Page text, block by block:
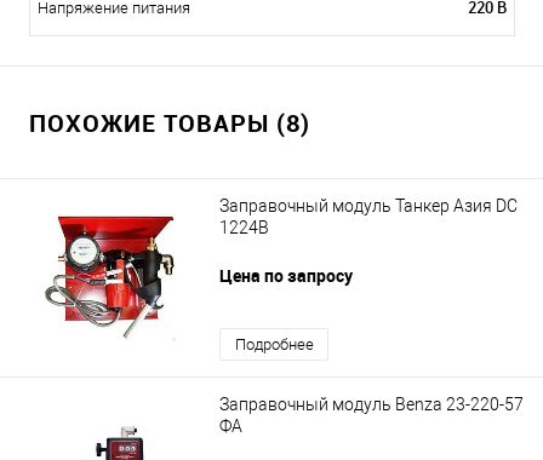
Напряжение питания 220 В
ПОХОЖИЕ ТОВАРЫ (8)
Заправочный модуль Танкер Азия DC
1224В
Цена по запросу
Подробнее
Заправочный модуль Benza 23-220-57
ФА